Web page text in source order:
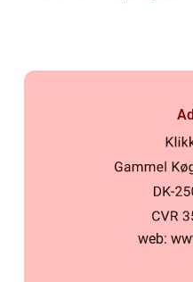
web: